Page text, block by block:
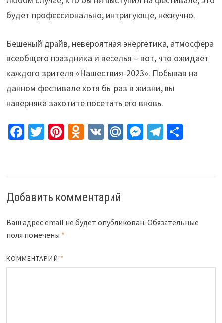
будет профессионально, интригующе, нескучно.
Бешеный драйв, невероятная энергетика, атмосфера
всеобщего праздника и веселья – вот, что ожидает
каждого зрителя «Нашествия-2023». Побывав на
данном фестивале хотя бы раз в жизни, вы
наверняка захотите посетить его вновь.
Fa
o
o
T
er
Pi
es
t
O
o
kl
sn
V M
R
M
n
Te
a
О
р
и
Добавить комментарий
Ваш адрес email не будет опубликован. Обязательные
поля помечены *
КОММЕНТАРИЙ *